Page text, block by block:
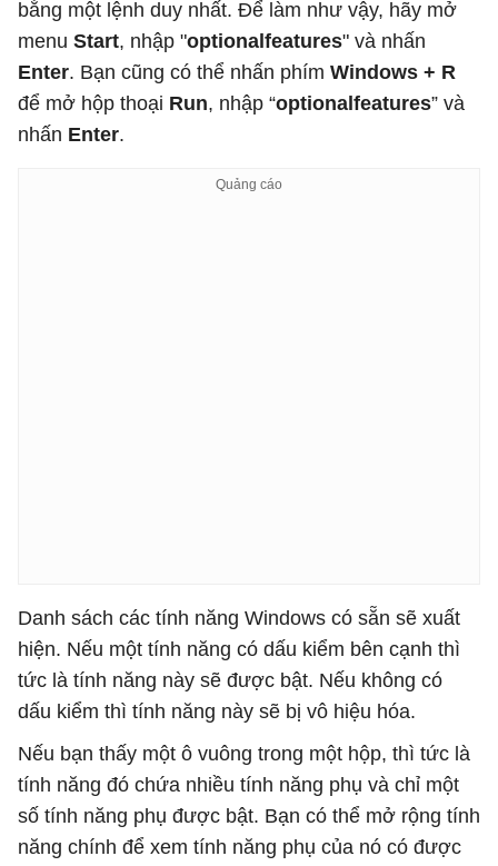
bằng một lệnh duy nhất. Để làm như vậy, hãy mở
menu Start, nhập "optionalfeatures" và nhấn
Enter. Bạn cũng có thể nhấn phím Windows + R
để mở hộp thoại Run, nhập “optionalfeatures” và
nhấn Enter.
Danh sách các tính năng Windows có sẵn sẽ xuất
hiện. Nếu một tính năng có dấu kiểm bên cạnh thì
tức là tính năng này sẽ được bật. Nếu không có
dấu kiểm thì tính năng này sẽ bị vô hiệu hóa.
Nếu bạn thấy một ô vuông trong một hộp, thì tức là
tính năng đó chứa nhiều tính năng phụ và chỉ một
số tính năng phụ được bật. Bạn có thể mở rộng tính
năng chính để xem tính năng phụ của nó có được